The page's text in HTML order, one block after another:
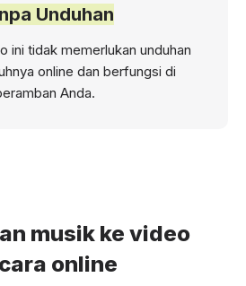
Unduhan
ini tidak memerlukan unduhan
online dan berfungsi di
Anda.
musik ke video
online